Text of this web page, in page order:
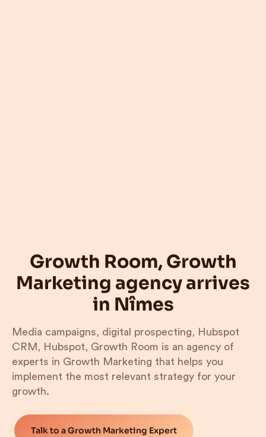
Growth Room, Growth
Marketing agency arrives
in Nîmes
Media campaigns, digital prospecting, Hubspot
CRM, Hubspot, Growth Room is an agency of
experts in Growth Marketing that helps you
implement the most relevant strategy for your
growth.
Talk to a Growth Marketing Expert